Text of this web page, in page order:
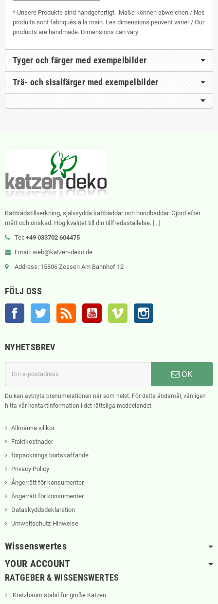
* Unsere Produkte sind handgefertigt. Maße können abweichen / Nos
produits sont fabriqués à la main. Les dimensions peuvent varier / Our
products are handmade. Dimensions can vary
Tyger och färger med exempelbilder
Trä- och sisalfärger med exempelbilder
Kattträdstillverkning, självsydda kattbäddar och hundbäddar. Gjord efter
mått och önskad. Hög kvalitet till din tillfredsställelse. [...]
Tel: +49 033702 604475
Email: web@katzen-deko.de
Address: 15806 Zossen Am Bahnhof 12
FÖLJ OSS
Facebook Twitter RSS YouTube Vimeo
NYHETSBREV
OK
Du kan avbryta prenumerationen när som helst. För detta ändamål, vänligen
hitta vår kontaktinformation i det rättsliga meddelandet.
Allmänna villkor
Fraktkostnader
förpacknings bortskaffande
Privacy Policy
Ångerrätt för konsumenter
Ångerrätt för konsumenter
Dataskyddsdeklaration
Umweltschutz-Hinweise
Wissenswertes
YOUR ACCOUNT
RATGEBER & WISSENSWERTES
Kratzbaum stabil für große Katzen